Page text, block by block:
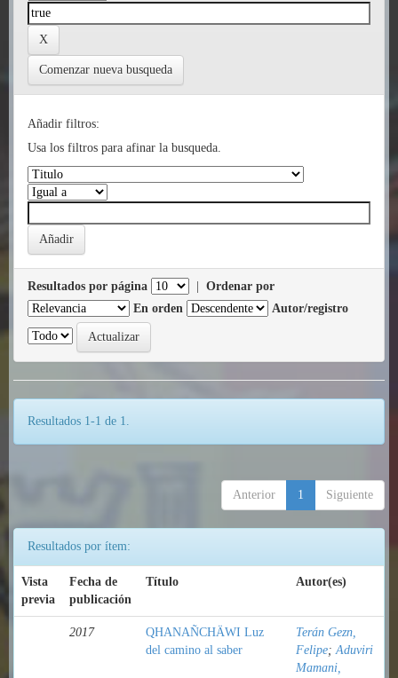
Comenzar nueva busqueda
Añadir filtros:
Usa los filtros para afinar la busqueda.
Resultados por página
Ordenar por
En orden
Autor/registro
Resultados 1-1 de 1.
Anterior 1 Siguiente
Resultados por ítem:
Vista
previa
Fecha de
publicación
Título Autor(es)
2017
QHANAÑCHÄWI Luz
del camino al saber
Terán Gezn,
Felipe;Aduviri
Mamani,